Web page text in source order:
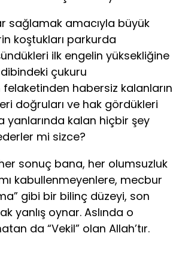
sağlamak amacıyla büyük
koştukları parkurda
ilk engelin yüksekliğine
çukuru
habersiz kalanların
doğruları ve hak gördükleri
yanlarında kalan hiçbir şey
mi sizce?
sonuç bana, her olumsuzluk
kabullenmeyenlere, mecbur
gibi bir bilinç düzeyi, son
yanlış oynar. Aslında o
da “Vekil” olan Allah’tır.